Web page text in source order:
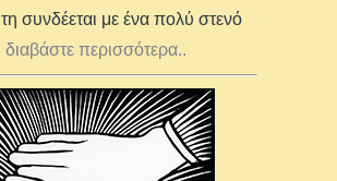
συνδέεται με ένα πολύ στενό
διαβάστε περισσότερα..